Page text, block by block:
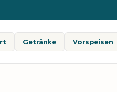
Getränke Vorspeisen